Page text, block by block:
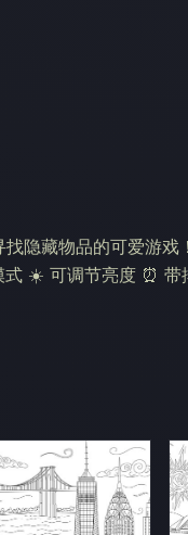
隐藏物品的可爱游戏
☀️ 可调节亮度 ⏰ 带